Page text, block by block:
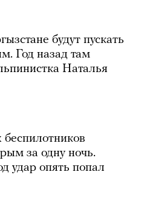
будут пускать
Год назад там
Наталья
беспилотников
за одну ночь.
удар опять попал